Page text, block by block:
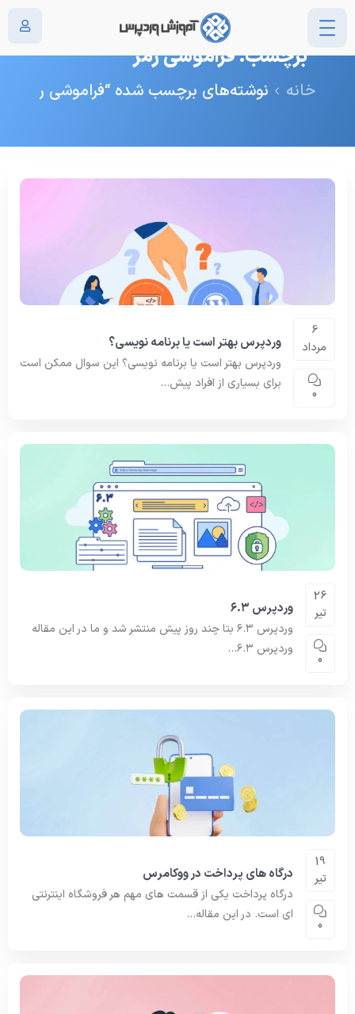
برچسب: فراموشی رمز
خانه نوشته‌های برچسب شده “فراموشی رمز”
6
مرداد
0
وردپرس بهتر است یا برنامه نویسی؟
وردپرس بهتر است یا برنامه نویسی؟ این سوال ممکن است
برای بسیاری از افراد پیش...
26
تیر
0
وردپرس ۶.۳
وردپرس ۶.۳ بتا چند روز پیش منتشر شد و ما در این مقاله
وردپرس ۶.۳...
19
تیر
0
درگاه های پرداخت در ووکامرس
درگاه پرداخت یکی از قسمت های مهم هر فروشگاه اینترنتی
ای است. در این مقاله...